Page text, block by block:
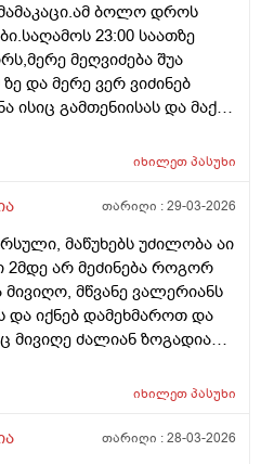
ბოლო დროს
23:00 საათზე
მეღვიძება შუა
და მერე ვერ ვიძინებ
ისიც გამთენიისას და მაქვს
ამივლაბი. მომცა კარგი
მე-11 დღეს გამოვტოვე
დამერღვა ძილის
მელატონინის მიღება
შევამცირო ნახევარი
მინდა მთლად ამ
მირჩევთ?
იხილეთპასუხი
თარიღი :29-03-2026
მაწუხებს უძილობა აი
2მდე არ მეძინება როგორ
მწვანე ვალერიანს
და იქნებ დამეხმაროთ და
მივიღე ძალიან ზოგადია
მირჩიეთ როგორ
რაღაცეები რაც ისედაც
იხილეთპასუხი
თარიღი :28-03-2026